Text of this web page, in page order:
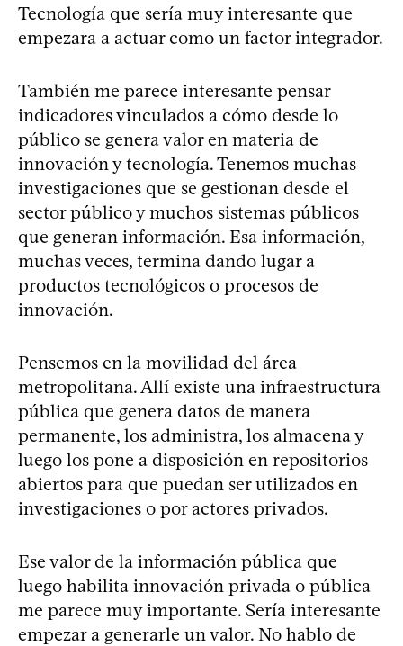
Tecnología que sería muy interesante que
empezara a actuar como un factor integrador.
También me parece interesante pensar
indicadores vinculados a cómo desde lo
público se genera valor en materia de
innovación y tecnología. Tenemos muchas
investigaciones que se gestionan desde el
sector público y muchos sistemas públicos
que generan información. Esa información,
muchas veces, termina dando lugar a
productos tecnológicos o procesos de
innovación.
Pensemos en la movilidad del área
metropolitana. Allí existe una infraestructura
pública que genera datos de manera
permanente, los administra, los almacena y
luego los pone a disposición en repositorios
abiertos para que puedan ser utilizados en
investigaciones o por actores privados.
Ese valor de la información pública que
luego habilita innovación privada o pública
me parece muy importante. Sería interesante
empezar a generarle un valor. No hablo de